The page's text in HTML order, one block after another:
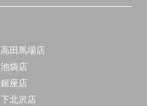
高田馬場店
池袋店
銀座店
下北沢店